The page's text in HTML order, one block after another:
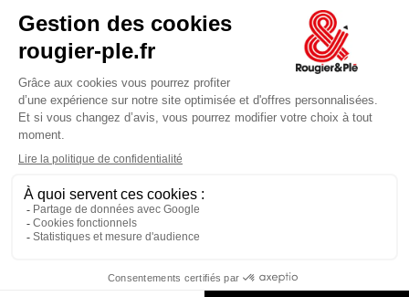
Ferme à 19:30
Rougier et Plé 2024 Copyright
Mentions légales
Conditions générales des ventes
Données personnelles
Paiement sécurisé